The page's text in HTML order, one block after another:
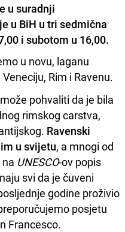
u suradnji
u BiH u tri sedmična
i subotom u 16,00.
u novu, laganu
Rim i Ravenu.
pohvaliti da je bila
rimskog carstva,
Ravenski
u svijetu, a mnogi od
UNESCO-ov popis
svi da je čuveni
godine proživio
posjetu
Francesco.